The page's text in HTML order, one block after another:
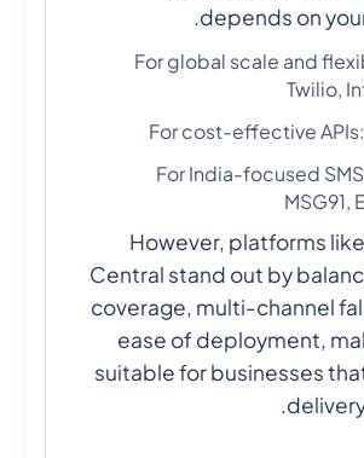
depends on
For global scale and
Twilio,
For cost-effective
For India-focused SMS
MSG91,
However, platforms
Central stand out by
coverage, multi-channel
ease of deployment,
suitable for businesses